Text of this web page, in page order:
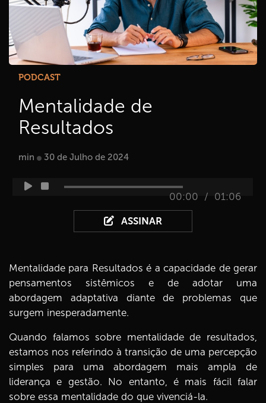
PODCAST
Mentalidade de
Resultados
min 30 de Julho de 2024
00:00 / 01:06
ASSINAR
Mentalidade para Resultados é a capacidade de gerar
pensamentos sistêmicos e de adotar uma
abordagem adaptativa diante de problemas que
surgem inesperadamente.
Quando falamos sobre mentalidade de resultados,
estamos nos referindo à transição de uma percepção
simples para uma abordagem mais ampla de
liderança e gestão. No entanto, é mais fácil falar
sobre essa mentalidade do que vivenciá-la.